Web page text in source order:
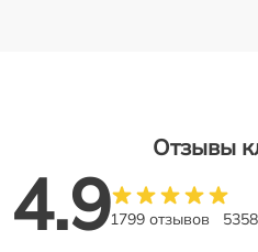
Отзывы
4.91799 отзывов